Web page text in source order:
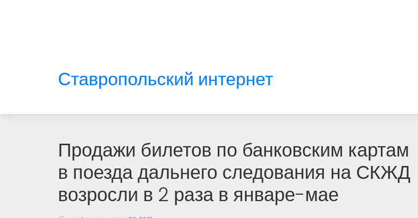
Ставропольский интернет
Продажи билетов по банковским картам
в поезда дальнего следования на СКЖД
возросли в 2 раза в январе-мае